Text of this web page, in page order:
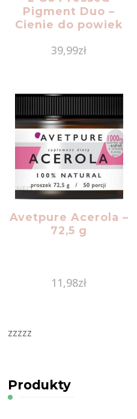
Pigment Duo –
Cienie do powiek
39,99zł
Avetpure Acerola –
72,5 g
11,98zł
zzzzz
Produkty